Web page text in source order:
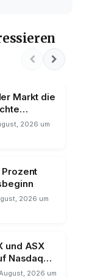
Markt die
2026 um
Prozent
2026 um
und ASX
Nasdaq
2026 um